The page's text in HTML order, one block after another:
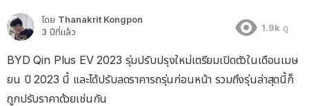
โดย Thanakrit Kongpon
3 ปีที่แล้ว
1.9k ดู
BYD Qin Plus EV 2023 รุ่มปรับปรุงใหม่เตรียมเปิดตัวในเดือนเมษ
ยน ปี 2023 นี้ และได้ปรับลดราคารถรุ่นก่อนหน้า รวมถึงรุ่นล่าสุดนี้ก็
ถูกปรับราคาด้วยเช่นกัน